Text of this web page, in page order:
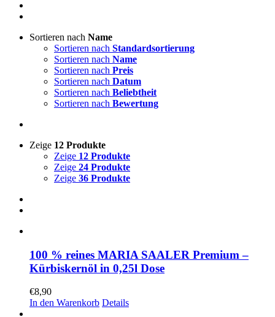
Sortieren nach Name
Sortieren nach Standardsortierung
Sortieren nach Name
Sortieren nach Preis
Sortieren nach Datum
Sortieren nach Beliebtheit
Sortieren nach Bewertung
Zeige 12 Produkte
Zeige 12 Produkte
Zeige 24 Produkte
Zeige 36 Produkte
100 % reines MARIA SAALER Premium –
Kürbiskernöl in 0,25l Dose
€8,90
In den Warenkorb Details